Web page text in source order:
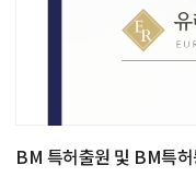
BM 특허출원 및 BM특